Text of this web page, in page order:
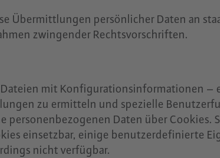
Übermittlungen persönlicher Daten an
zwingender Rechtsvorschriften.
mit Konfigurationsinformationen –
zu ermitteln und spezielle
personenbezogenen Daten über Cookies.
einsetzbar, einige benutzerdefinierte
nicht verfügbar.